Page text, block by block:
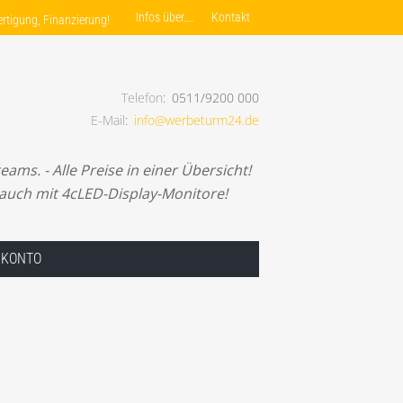
Finanzierung! Infos über…. Kontakt
Finanzierung!
Telefon 0511/9200 000
E-Mail
info@werbeturm24.de
- Alle Preise in einer Übersicht!
mit 4cLED-Display-Monitore!